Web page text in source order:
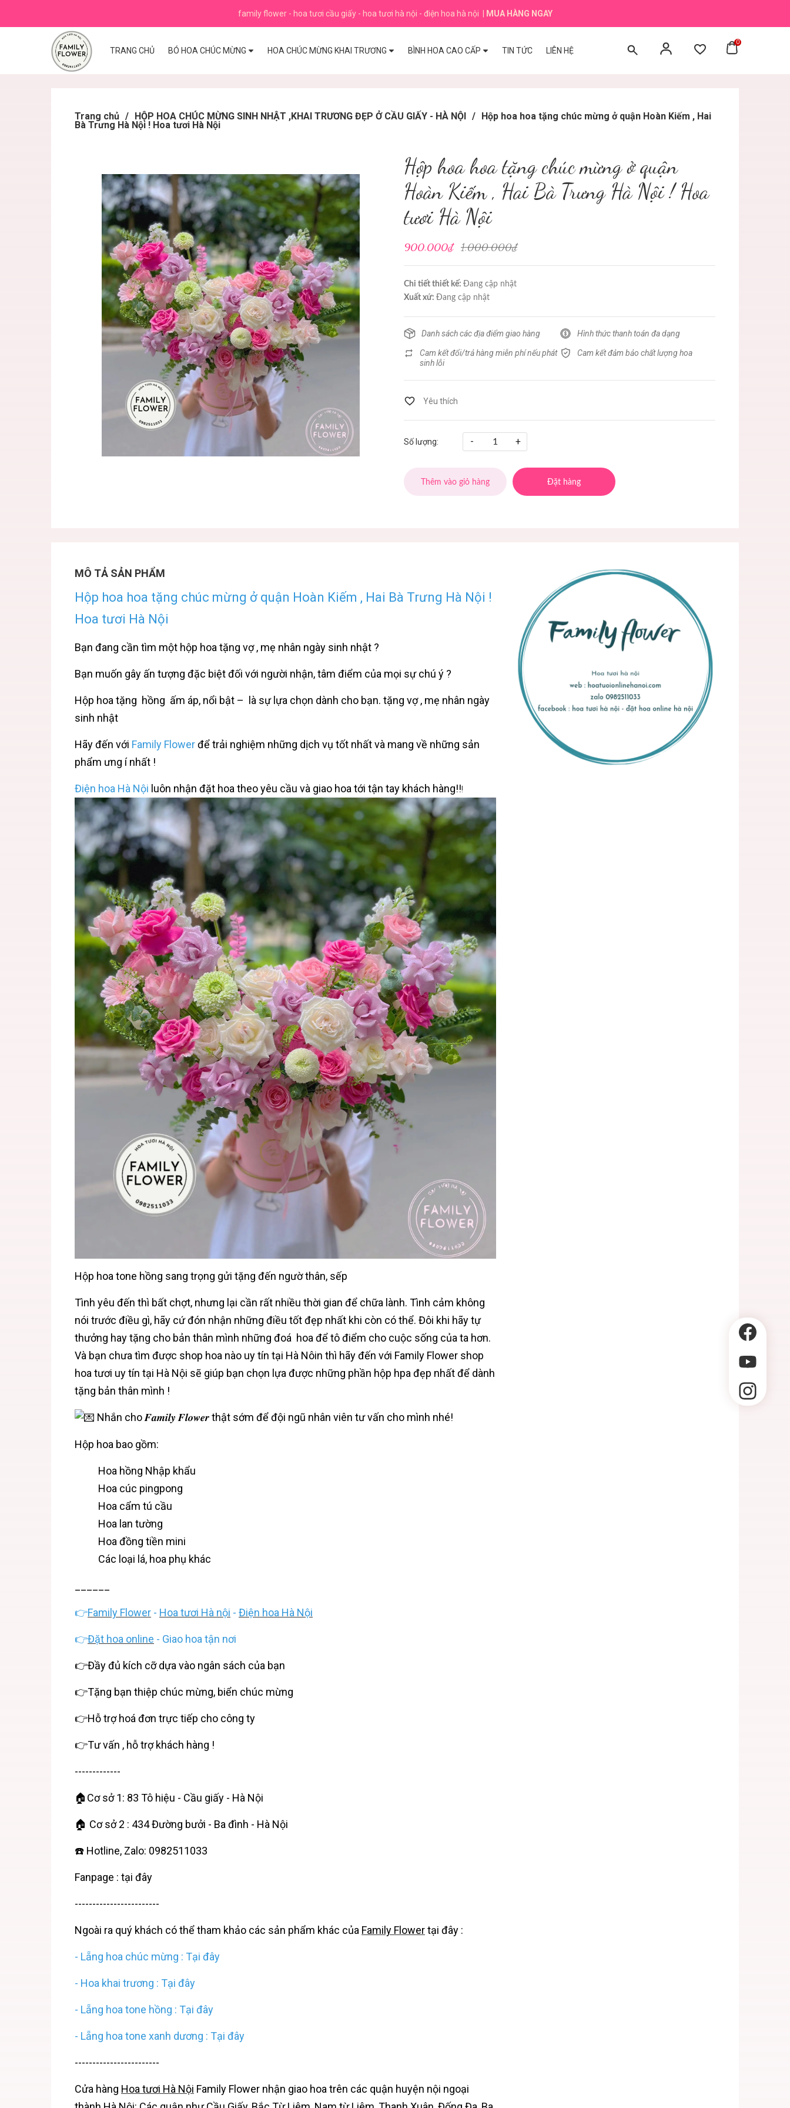
family flower - hoa tươi cầu giấy - hoa tươi hà nội - điện hoa hà nội MUA HÀNG NGAY
TRANG CHỦ BÓ HOA CHÚC MỪNG HOA CHÚC MỪNG KHAI TRƯƠNG BÌNH HOA CAO CẤP TIN TỨC LIÊN HỆ
0
Trang chủ / HỘP HOA CHÚC MỪNG SINH NHẬT ,KHAI TRƯƠNG ĐẸP Ở CẦU GIẤY - HÀ NỘI / Hộp hoa hoa tặng chúc mừng ở quận Hoàn Kiếm , Hai
Bà Trưng Hà Nội ! Hoa tươi Hà Nội
Hộp hoa hoa tặng chúc mừng ở quận
Hoàn Kiếm , Hai Bà Trưng Hà Nội ! Hoa
tươi Hà Nội
900.000₫ 1.000.000₫
Chi tiết thiết kế: Đang cập nhật
Xuất xứ: Đang cập nhật
Danh sách các địa điểm giao hàng Hình thức thanh toán đa dạng
Cam kết đổi/trả hàng miễn phí nếu phát
sinh lỗi
Cam kết đảm bảo chất lượng hoa
Số lượng: - +
Thêm vào giỏ hàng Đặt hàng
MÔ TẢ SẢN PHẨM
Hộp hoa hoa tặng chúc mừng ở quận Hoàn Kiếm , Hai Bà Trưng Hà Nội !
Hoa tươi Hà Nội
Bạn đang cần tìm một hộp hoa tặng vợ , mẹ nhân ngày sinh nhật ?
Bạn muốn gây ấn tượng đặc biệt đối với người nhận, tâm điểm của mọi sự chú ý ?
Hộp hoa tặng hồng ấm áp, nổi bật – là sự lựa chọn dành cho bạn. tặng vợ , mẹ nhân ngày
sinh nhật
Hãy đến với Family Flowerđể trải nghiệm những dịch vụ tốt nhất và mang về những sản
phẩm ưng í nhất !
Điện hoa Hà Nội luôn nhận đặt hoa theo yêu cầu và giao hoa tới tận tay khách hàng!!!
Hộp hoa tone hồng sang trọng gửi tặng đến ngườ thân, sếp
Tình yêu đến thì bất chợt, nhưng lại cần rất nhiều thời gian để chữa lành. Tình cảm không
nói trước điều gì, hãy cứ đón nhận những điều tốt đẹp nhất khi còn có thể. Đôi khi hãy tự
thưởng hay tặng cho bản thân mình những đoá hoa để tô điểm cho cuộc sống của ta hơn.
Và bạn chưa tìm được shop hoa nào uy tín tại Hà Nôin thì hãy đến với Family Flower shop
hoa tươi uy tín tại Hà Nội sẽ giúp bạn chọn lựa được những phần hộp hpa đẹp nhất để dành
tặng bản thân mình !
Nhắn cho𝑭𝒂𝒎𝒊𝒍𝒚 𝑭𝒍𝒐𝒘𝒆𝒓thật sớm để đội ngũ nhân viên tư vấn cho mình nhé!
Hộp hoa bao gồm:
Hoa hồng Nhập khẩu
Hoa cúc pingpong
Hoa cẩm tú cầu
Hoa lan tường
Hoa đồng tiền mini
Các loại lá, hoa phụ khác
______
👉Family Flower - Hoa tươi Hà nội - Điện hoa Hà Nội
👉Đặt hoa online - Giao hoa tận nơi
👉Đầy đủ kích cỡ dựa vào ngân sách của bạn
👉Tặng bạn thiệp chúc mừng, biển chúc mừng
👉Hỗ trợ hoá đơn trực tiếp cho công ty
👉Tư vấn , hỗ trợ khách hàng !
-------------
🏠Cơ sở 1: 83 Tô hiệu - Cầu giấy - Hà Nội
🏠 Cơ sở 2 : 434 Đường bưởi - Ba đình - Hà Nội
☎️ Hotline, Zalo: 0982511033
Fanpage : tại đây
------------------------
Ngoài ra quý khách có thể tham khảo các sản phẩm khác của Family Flowertại đây :
- Lẵng hoa chúc mừng : Tại đây
- Hoa khai trương : Tại đây
- Lẵng hoa tone hồng : Tại đây
- Lẵng hoa tone xanh dương : Tại đây
------------------------
Cửa hàng Hoa tươi Hà Nội Family Flower nhận giao hoa trên các quận huyện nội ngoại